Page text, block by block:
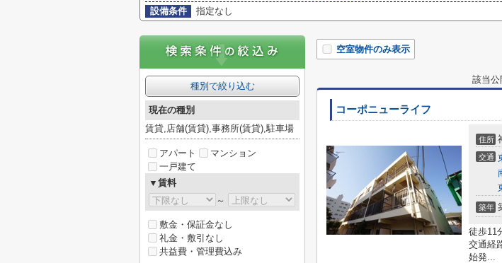
設備条件
指定なし
空室物件のみ表示
該当公
コーポニューライフ
住所
交通
築年
徒歩11
交通経
始発...
種別で絞り込む
現在の種別
賃貸,店舗(賃貸),事務所(賃貸),駐車場
アパート
マンション
一戸建て
▼賃料
～
敷金・保証金なし
礼金・敷引なし
共益費・管理費込み